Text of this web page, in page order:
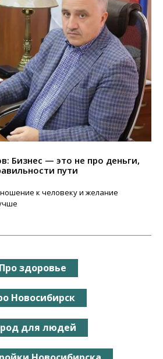
Бизнес — это не про деньги,
пути
к человеку и желание
Про здоровье
Новосибирск
для людей